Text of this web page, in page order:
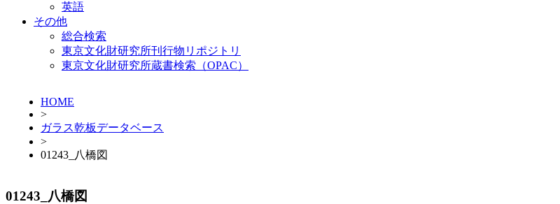
英語
その他
総合検索
東京文化財研究所刊行物リポジトリ
東京文化財研究所蔵書検索（OPAC）
HOME
>
ガラス乾板データベース
>
01243_八橋図
01243_八橋図